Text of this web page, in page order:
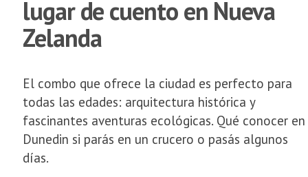
lugar de cuento en Nueva
Zelanda
El combo que ofrece la ciudad es perfecto para
todas las edades: arquitectura histórica y
fascinantes aventuras ecológicas. Qué conocer en
Dunedin si parás en un crucero o pasás algunos
días.